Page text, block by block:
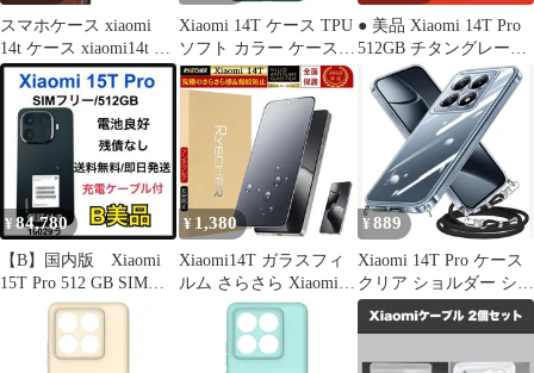
スマホケース xiaomi
14t ケース xiaomi14t ケ
ース xiaomi 14tケース
カード 収納 スマホケー
ス xiaomi14t スマホカ
バー xiaomi 14t スマホ
ケース xiaomi 14t 手帳
型 ブラウン
Xiaomi 14T ケース TPU
ソフト カラー ケース
【Color】グリーン
● 美品 Xiaomi 14T Pro
512GB チタングレー
SIMフリー
¥ 84,780
【B】国内版 Xiaomi
15T Pro 512 GB SIMフ
リー 本体
¥ 1,380
Xiaomi14T ガラスフィ
ルム さらさら Xiaomi
14T 保護フィルム シャ
オミ 14t フィルム マッ
ト 全面保護 強化ガラス
¥ 889
Xiaomi 14T Pro ケース
クリア ショルダー シャ
オミ 14T Proスマホケ
ース 耐衝撃 人気 かわ